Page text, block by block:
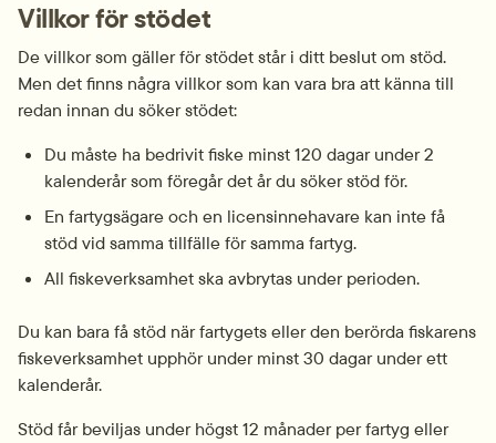
Villkor för stödet
De villkor som gäller för stödet står i ditt beslut om stöd.
Men det finns några villkor som kan vara bra att känna till
redan innan du söker stödet:
Du måste ha bedrivit fiske minst 120 dagar under 2
kalenderår som föregår det år du söker stöd för.
En fartygsägare och en licensinnehavare kan inte få
stöd vid samma tillfälle för samma fartyg.
All fiskeverksamhet ska avbrytas under perioden.
Du kan bara få stöd när fartygets eller den berörda fiskarens
fiskeverksamhet upphör under minst 30 dagar under ett
kalenderår.
Stöd får beviljas under högst 12 månader per fartyg eller